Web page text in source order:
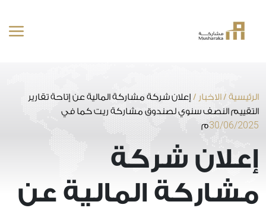
المحتوى
الرئيسية /الاخبار / إعلان شركة مشاركة المالية عن إتاحة تقارير
التقييم النصف سنوي لصندوق مشاركة ريت كما في
30/06/2025م
إعلان شركة
مشاركة المالية عن